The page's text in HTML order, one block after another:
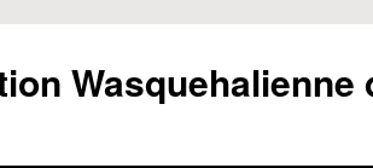
Wasquehalienne